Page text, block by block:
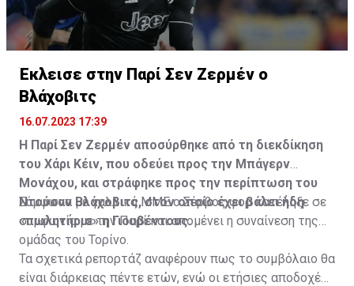
Έκλεισε στην Παρί Σεν Ζερμέν ο
Βλάχοβιτς
16.07.2023 17:39
Η Παρί Σεν Ζερμέν αποσύρθηκε από τη διεκδίκηση
του Χάρι Κέιν, που οδεύει προς την Μπάγερν
Μονάχου, και στράφηκε προς την περίπτωση του
Ντούσαν Βλάχοβιτς, στον οποίο έχει βάλει ήδη
«πωλητήριο» η Γιουβέντους.
Σύμφωνα με γαλλικά ΜΜΕ ο Σέρβος φορ κατέληξε σε
συμφωνία με την Παρί και απομένει η συναίνεση της
ομάδας του Τορίνο.
Τα σχετικά ρεπορτάζ αναφέρουν πως το συμβόλαιο θα
είναι διάρκειας πέντε ετών, ενώ οι ετήσιες αποδοχές